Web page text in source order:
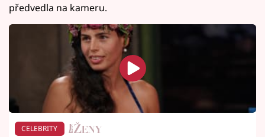
předvedla na kameru.
CELEBRITY